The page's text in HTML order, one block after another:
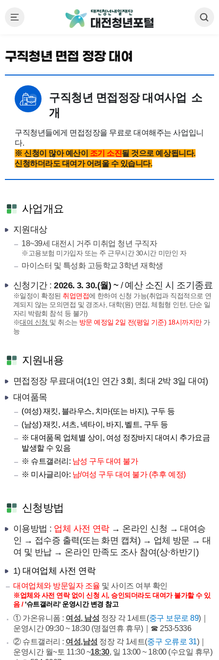
구직청년 면접 정장 대여
구직청년 면접정장 대여사업 소
개
구직청년들에게 면접정장을 무료로 대여해주는 사업입니
다.
※ 신청이 많아 예산이 조기 소진될 것으로 예상됩니다.
신청하더라도 대여가 어려울 수 있습니다.
사업개요
지원대상
18~39세 대전시 거주 미취업 청년 구직자
※고용보험 미가입자 또는 주 근무시간 30시간 미만인 자
마이스터 및 특성화 고등학교 3학년 재학생
신청기간 :2026. 3. 30.(월) ~ / 예산 소진 시 조기종료
※일정이 확정된 취업면접에 한하여 신청 가능(취업과 직접적으로 연
계되지 않는 모의면접 및 경조사, 대학(원) 면접, 체험형 인턴, 단순 일
자리 박람회 참석 등 불가)
※대여 신청 및 취소는 방문 예정일 2일 전(평일 기준) 18시까지만가
능
지원내용
면접정장 무료대여(1인 연간 3회, 최대 2박 3일 대여)
대여품목
(여성) 재킷, 블라우스, 치마(또는 바지), 구두 등
(남성) 재킷, 셔츠, 넥타이, 바지, 벨트, 구두 등
※ 대여품목 업체별 상이, 여성 정장바지 대여시 추가요금
발생할 수 있음
※ 슈트갤러리: 남성 구두 대여 불가
※ 미사글리아: 남/여성 구두 대여 불가 (추후 예정)
신청방법
이용방법 : 업체 사전 연락→ 온라인 신청 → 대여승
인 → 접수증 출력(또는 화면 캡쳐) → 업체 방문 → 대
여 및 반납 → 온라인 만족도 조사 참여(상·하반기)
1) 대여업체 사전 연락
대여업체와 방문일자 조율 및 사이즈 여부 확인
※업체와 사전 연락 없이 신청 시, 승인되더라도 대여가 불가할 수 있
음/ '슈트갤러리' 운영시간 변경 참고
① 가온유니폼 : 여성, 남성 정장 각 1세트(중구 보문로 89)｜
운영시간 09:30 ~ 18:30 (명절연휴 휴무)｜☎ 253-5336
② 슈트갤러리 : 여성,남성 정장 각 1세트(중구 오류로 31)｜
운영시간 월~토 11:30 ~18:30, 일 13:00 ~ 18:00 (수요일 휴무)